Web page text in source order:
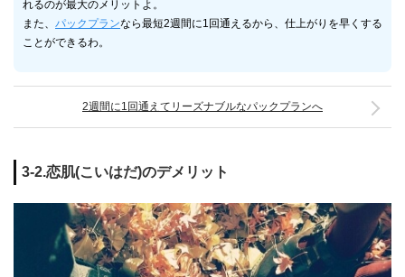
れるのが最大のメリットよ。
また、 パックプランなら最短2週間に1回通えるから、仕上がりを早くする
ことができるわ。
2週間に1回通えてリーズナブルなパックプランへ
3-2.恋肌(こいはだ)のデメリット